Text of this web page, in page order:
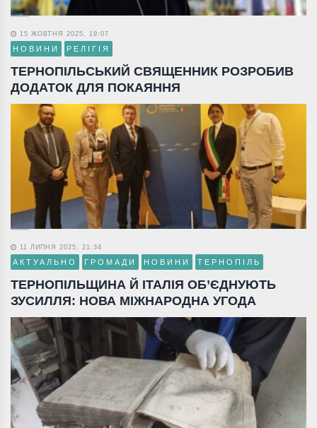
15 ЖОВТНЯ 2025, 19:07
НОВИНИ РЕЛІГІЯ
ТЕРНОПІЛЬСЬКИЙ СВЯЩЕННИК РОЗРОБИВ
ДОДАТОК ДЛЯ ПОКАЯННЯ
11 ЛИПНЯ 2025, 21:34
АКТУАЛЬНО ГРОМАДИ НОВИНИ ТЕРНОПІЛЬ
ТЕРНОПІЛЬЩИНА Й ІТАЛІЯ ОБ’ЄДНУЮТЬ
ЗУСИЛЛЯ: НОВА МІЖНАРОДНА УГОДА